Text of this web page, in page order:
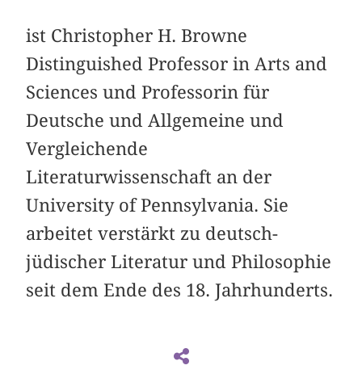
ist Christopher H. Browne
Distinguished Professor in Arts and
Sciences und Professorin für
Deutsche und Allgemeine und
Vergleichende
Literaturwissenschaft an der
University of Pennsylvania. Sie
arbeitet verstärkt zu deutsch-
jüdischer Literatur und Philosophie
seit dem Ende des 18. Jahrhunderts.